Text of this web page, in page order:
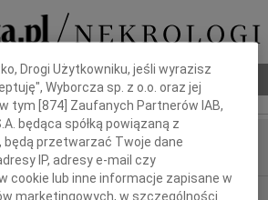
Poradnik pogrzebowy
Drogi Użytkowniku, jeśli wyrazisz
Wyborcza sp. z o.o. oraz jej
tym [874 ] Zaufanych Partnerów IAB,
będąca spółką powiązaną z
będą przetwarzać Twoje dane
IP, adresy e-mail czy
cookie lub inne informacje zapisane w
marketingowych, w szczególności